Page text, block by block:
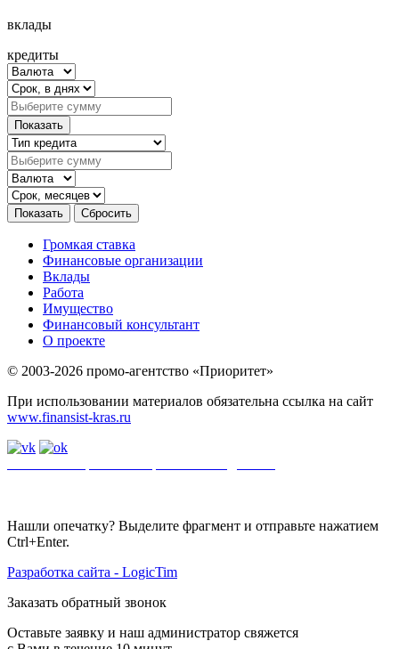
вклады
кредиты
Громкая ставка
Финансовые организации
Вклады
Работа
Имущество
Финансовый консультант
О проекте
© 2003-2026 промо-агентство «Приоритет»
При использовании материалов обязательна ссылка на сайт
www.finansist-kras.ru
Нашли опечатку? Выделите фрагмент и отправьте нажатием
Ctrl+Enter.
Разработка сайта - LogicTim
Заказать обратный звонок
Оставьте заявку и наш администратор свяжется